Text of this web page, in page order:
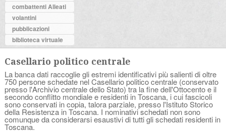
combattenti Alleati
volantini
pubblicazioni
biblioteca virtuale
Casellario politico centrale
La banca dati raccoglie gli estremi identificativi più salienti di oltre
750 persone schedate nel Casellario politico centrale (conservato
presso l'Archivio centrale dello Stato) tra la fine dell'Ottocento e il
secondo conflitto mondiale e residenti in Toscana, i cui fascicoli
sono conservati in copia, talora parziale, presso l'Istituto Storico
della Resistenza in Toscana. I nominativi schedati non sono
comunque da considerarsi esaustivi di tutti gli schedati residenti in
Toscana.